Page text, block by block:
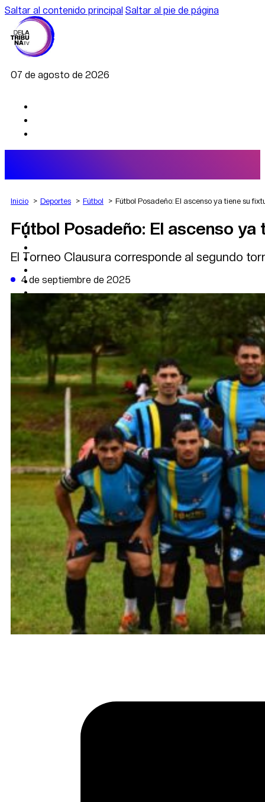
Saltar al contenido principal Saltar al pie de página
07 de agosto de 2026
AGRO
DEPORTES
POLÍTICA
DATA FIRME
DE LA TRIBUNA TV
Inicio Deportes Fútbol Fútbol Posadeño: El ascenso ya tiene su
Fútbol Posadeño: El ascenso
El Torneo Clausura corresponde al segundo
4 de septiembre de 2025